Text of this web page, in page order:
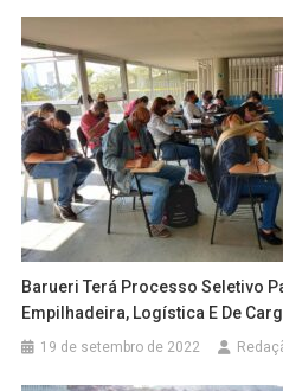
Barueri Terá Processo Seletivo
Empilhadeira, Logística E De
19 de setembro de 2022